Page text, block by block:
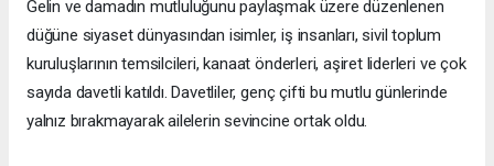
Gelin ve damadın mutluluğunu paylaşmak üzere düzenlenen
düğüne siyaset dünyasından isimler, iş insanları, sivil toplum
kuruluşlarının temsilcileri, kanaat önderleri, aşiret liderleri ve çok
sayıda davetli katıldı. Davetliler, genç çifti bu mutlu günlerinde
yalnız bırakmayarak ailelerin sevincine ortak oldu.